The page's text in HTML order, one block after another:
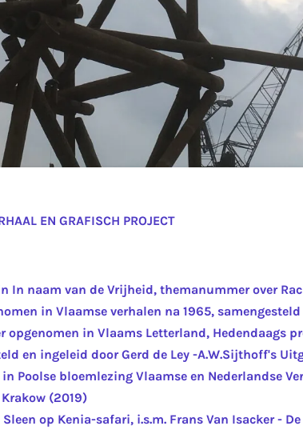
EN GRAFISCH PROJECT
In naam van de Vrijheid, themanummer over
in Vlaamse verhalen na 1965,
opgenomen in Vlaams Letterland, Hedendaags
en ingeleid door Gerd de Ley -A.W.Sijthoff's
in Poolse bloemlezing Vlaamse en Nederlandse
(2019)
op Kenia-safari, i.s.m. Frans Van Isacker -